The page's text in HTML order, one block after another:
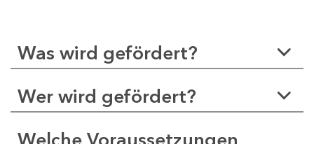
Was wird gefördert?
Wer wird gefördert?
Welche Voraussetzungen